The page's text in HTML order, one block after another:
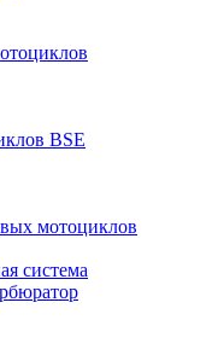
BSE
мотоциклов
система